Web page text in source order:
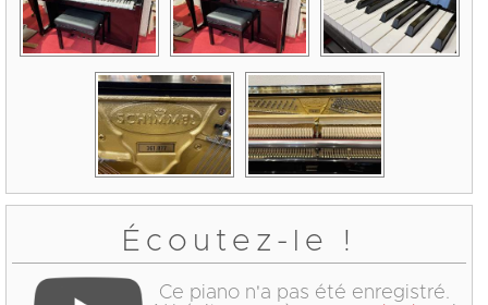
Écoutez-le !
Ce piano n'a pas été enregistré.